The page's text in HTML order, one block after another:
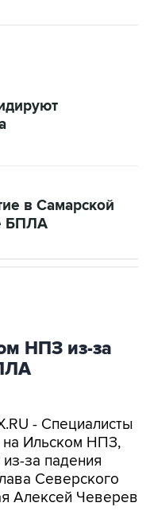
в Самарской
БПЛА
НПЗ из-за
- Специалисты
на Ильском НПЗ,
за падения
Северского
Алексей Чеверев